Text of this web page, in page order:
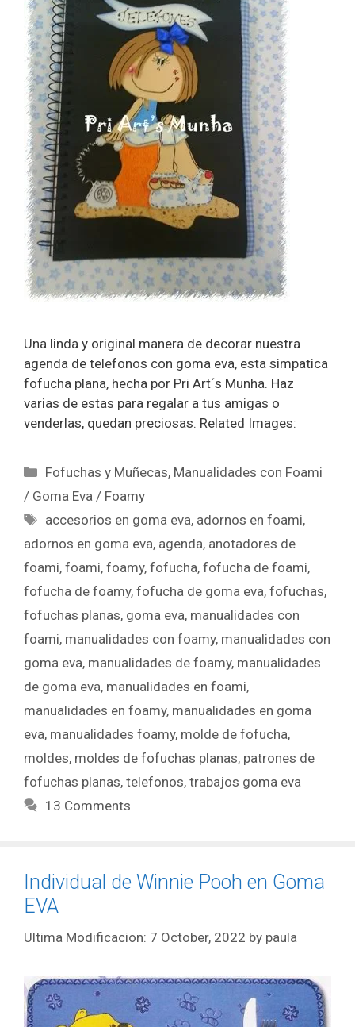
Una linda y original manera de decorar nuestra
agenda de telefonos con goma eva, esta simpatica
fofucha plana, hecha por Pri Art´s Munha. Haz
varias de estas para regalar a tus amigas o
venderlas, quedan preciosas. Related Images:
Fofuchas y Muñecas, Manualidades con Foami
/ Goma Eva / Foamy
accesorios en goma eva, adornos en foami,
adornos en goma eva, agenda, anotadores de
foami, foami, foamy, fofucha, fofucha de foami,
fofucha de foamy, fofucha de goma eva, fofuchas,
fofuchas planas, goma eva, manualidades con
foami, manualidades con foamy, manualidades con
goma eva, manualidades de foamy, manualidades
de goma eva, manualidades en foami,
manualidades en foamy, manualidades en goma
eva, manualidades foamy, molde de fofucha,
moldes, moldes de fofuchas planas, patrones de
fofuchas planas, telefonos, trabajos goma eva
13 Comments
Individual de Winnie Pooh en Goma
EVA
7 October, 2022 by paula